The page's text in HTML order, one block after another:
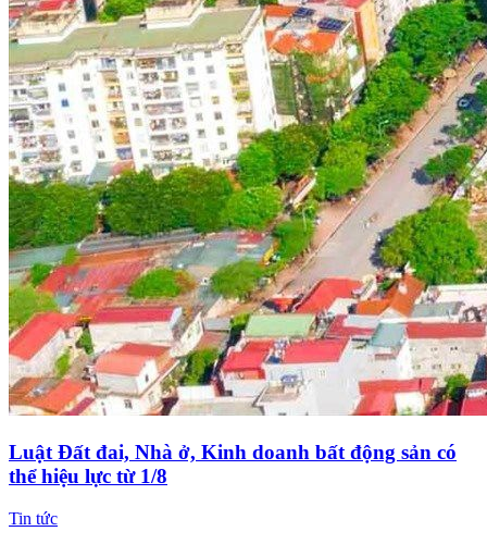
Luật Đất đai, Nhà ở, Kinh doanh bất động sản có
thể hiệu lực từ 1/8
Tin tức